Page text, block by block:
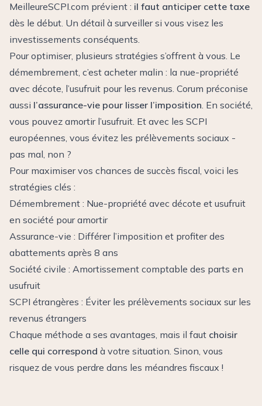
MeilleureSCPI.com prévient : il faut anticiper cette taxe
dès le début. Un détail à surveiller si vous visez les
investissements conséquents.
Pour optimiser, plusieurs stratégies s’offrent à vous. Le
démembrement, c’est acheter malin : la nue-propriété
avec décote, l’usufruit pour les revenus. Corum préconise
aussi l’assurance-vie pour lisser l’imposition. En société,
vous pouvez amortir l’usufruit. Et avec les SCPI
européennes, vous évitez les prélèvements sociaux -
pas mal, non ?
Pour maximiser vos chances de succès fiscal, voici les
stratégies clés :
Démembrement : Nue-propriété avec décote et usufruit
en société pour amortir
Assurance-vie : Différer l’imposition et profiter des
abattements après 8 ans
Société civile : Amortissement comptable des parts en
usufruit
SCPI étrangères : Éviter les prélèvements sociaux sur les
revenus étrangers
Chaque méthode a ses avantages, mais il faut choisir
celle qui correspond à votre situation. Sinon, vous
risquez de vous perdre dans les méandres fiscaux !